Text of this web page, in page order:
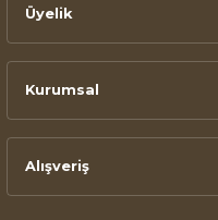
Üyelik
Kurumsal
Alışveriş